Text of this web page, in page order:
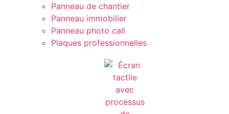
Panneau de chantier
Panneau immobilier
Panneau photo call
Plaques professionnelles